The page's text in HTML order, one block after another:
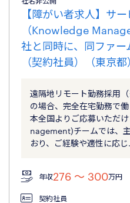
【障がい者求人】サ
（Knowledge
社と同時に、同ファー
（契約社員）（東京都
遠隔地リモート勤務採用
の場合、完全在宅勤務で
本全国よりご応募いただ
nagement)チームでは、
おり、ご経験や適性に応
年収276 〜 300万円
契約社員